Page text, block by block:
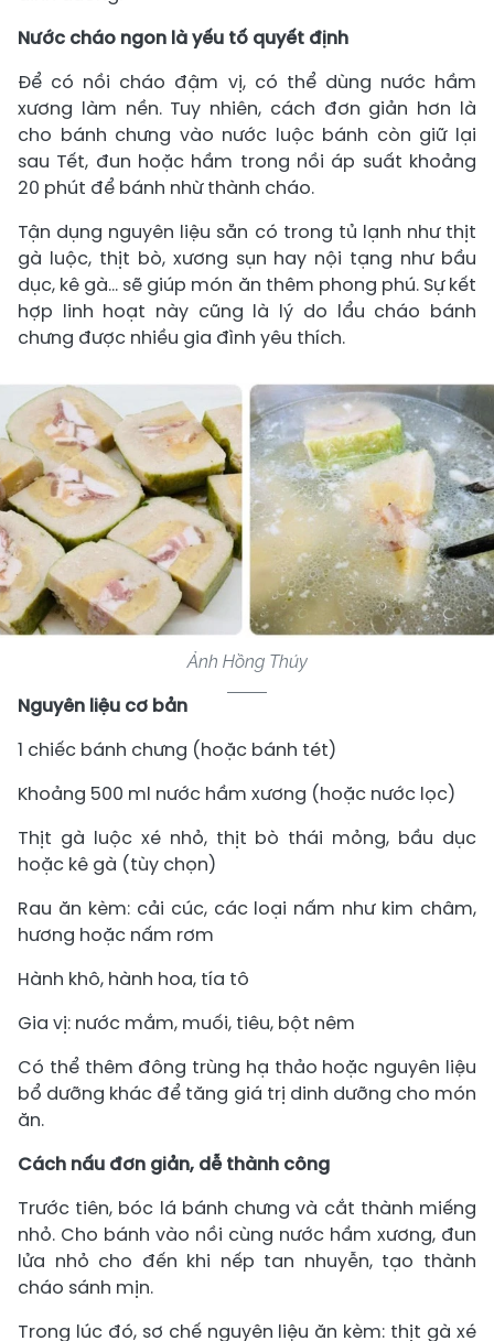
Nước cháo ngon là yếu tố quyết định
Để có nồi cháo đậm vị, có thể dùng nước hầm
xương làm nền. Tuy nhiên, cách đơn giản hơn là
cho bánh chưng vào nước luộc bánh còn giữ lại
sau Tết, đun hoặc hầm trong nồi áp suất khoảng
20 phút để bánh nhừ thành cháo.
Tận dụng nguyên liệu sẵn có trong tủ lạnh như thịt
gà luộc, thịt bò, xương sụn hay nội tạng như bầu
dục, kê gà… sẽ giúp món ăn thêm phong phú. Sự kết
hợp linh hoạt này cũng là lý do lẩu cháo bánh
chưng được nhiều gia đình yêu thích.
Ảnh Hồng Thúy
Nguyên liệu cơ bản
1 chiếc bánh chưng (hoặc bánh tét)
Khoảng 500 ml nước hầm xương (hoặc nước lọc)
Thịt gà luộc xé nhỏ, thịt bò thái mỏng, bầu dục
hoặc kê gà (tùy chọn)
Rau ăn kèm: cải cúc, các loại nấm như kim châm,
hương hoặc nấm rơm
Hành khô, hành hoa, tía tô
Gia vị: nước mắm, muối, tiêu, bột nêm
Có thể thêm đông trùng hạ thảo hoặc nguyên liệu
bổ dưỡng khác để tăng giá trị dinh dưỡng cho món
ăn.
Cách nấu đơn giản, dễ thành công
Trước tiên, bóc lá bánh chưng và cắt thành miếng
nhỏ. Cho bánh vào nồi cùng nước hầm xương, đun
lửa nhỏ cho đến khi nếp tan nhuyễn, tạo thành
cháo sánh mịn.
Trong lúc đó, sơ chế nguyên liệu ăn kèm: thịt gà xé